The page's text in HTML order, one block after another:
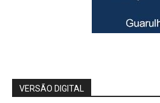
VERSÃO DIGITAL